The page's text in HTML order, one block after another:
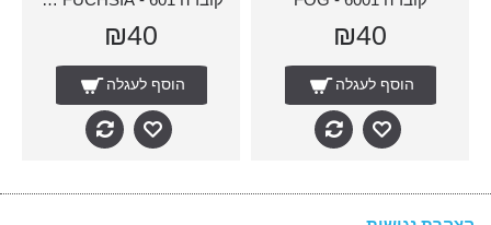
₪40
הוסף לעגלה
₪40
הוסף לעגלה